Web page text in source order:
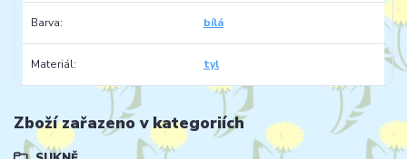
Barva bílá
Materiál tyl
Zboží zařazeno v kategoriích